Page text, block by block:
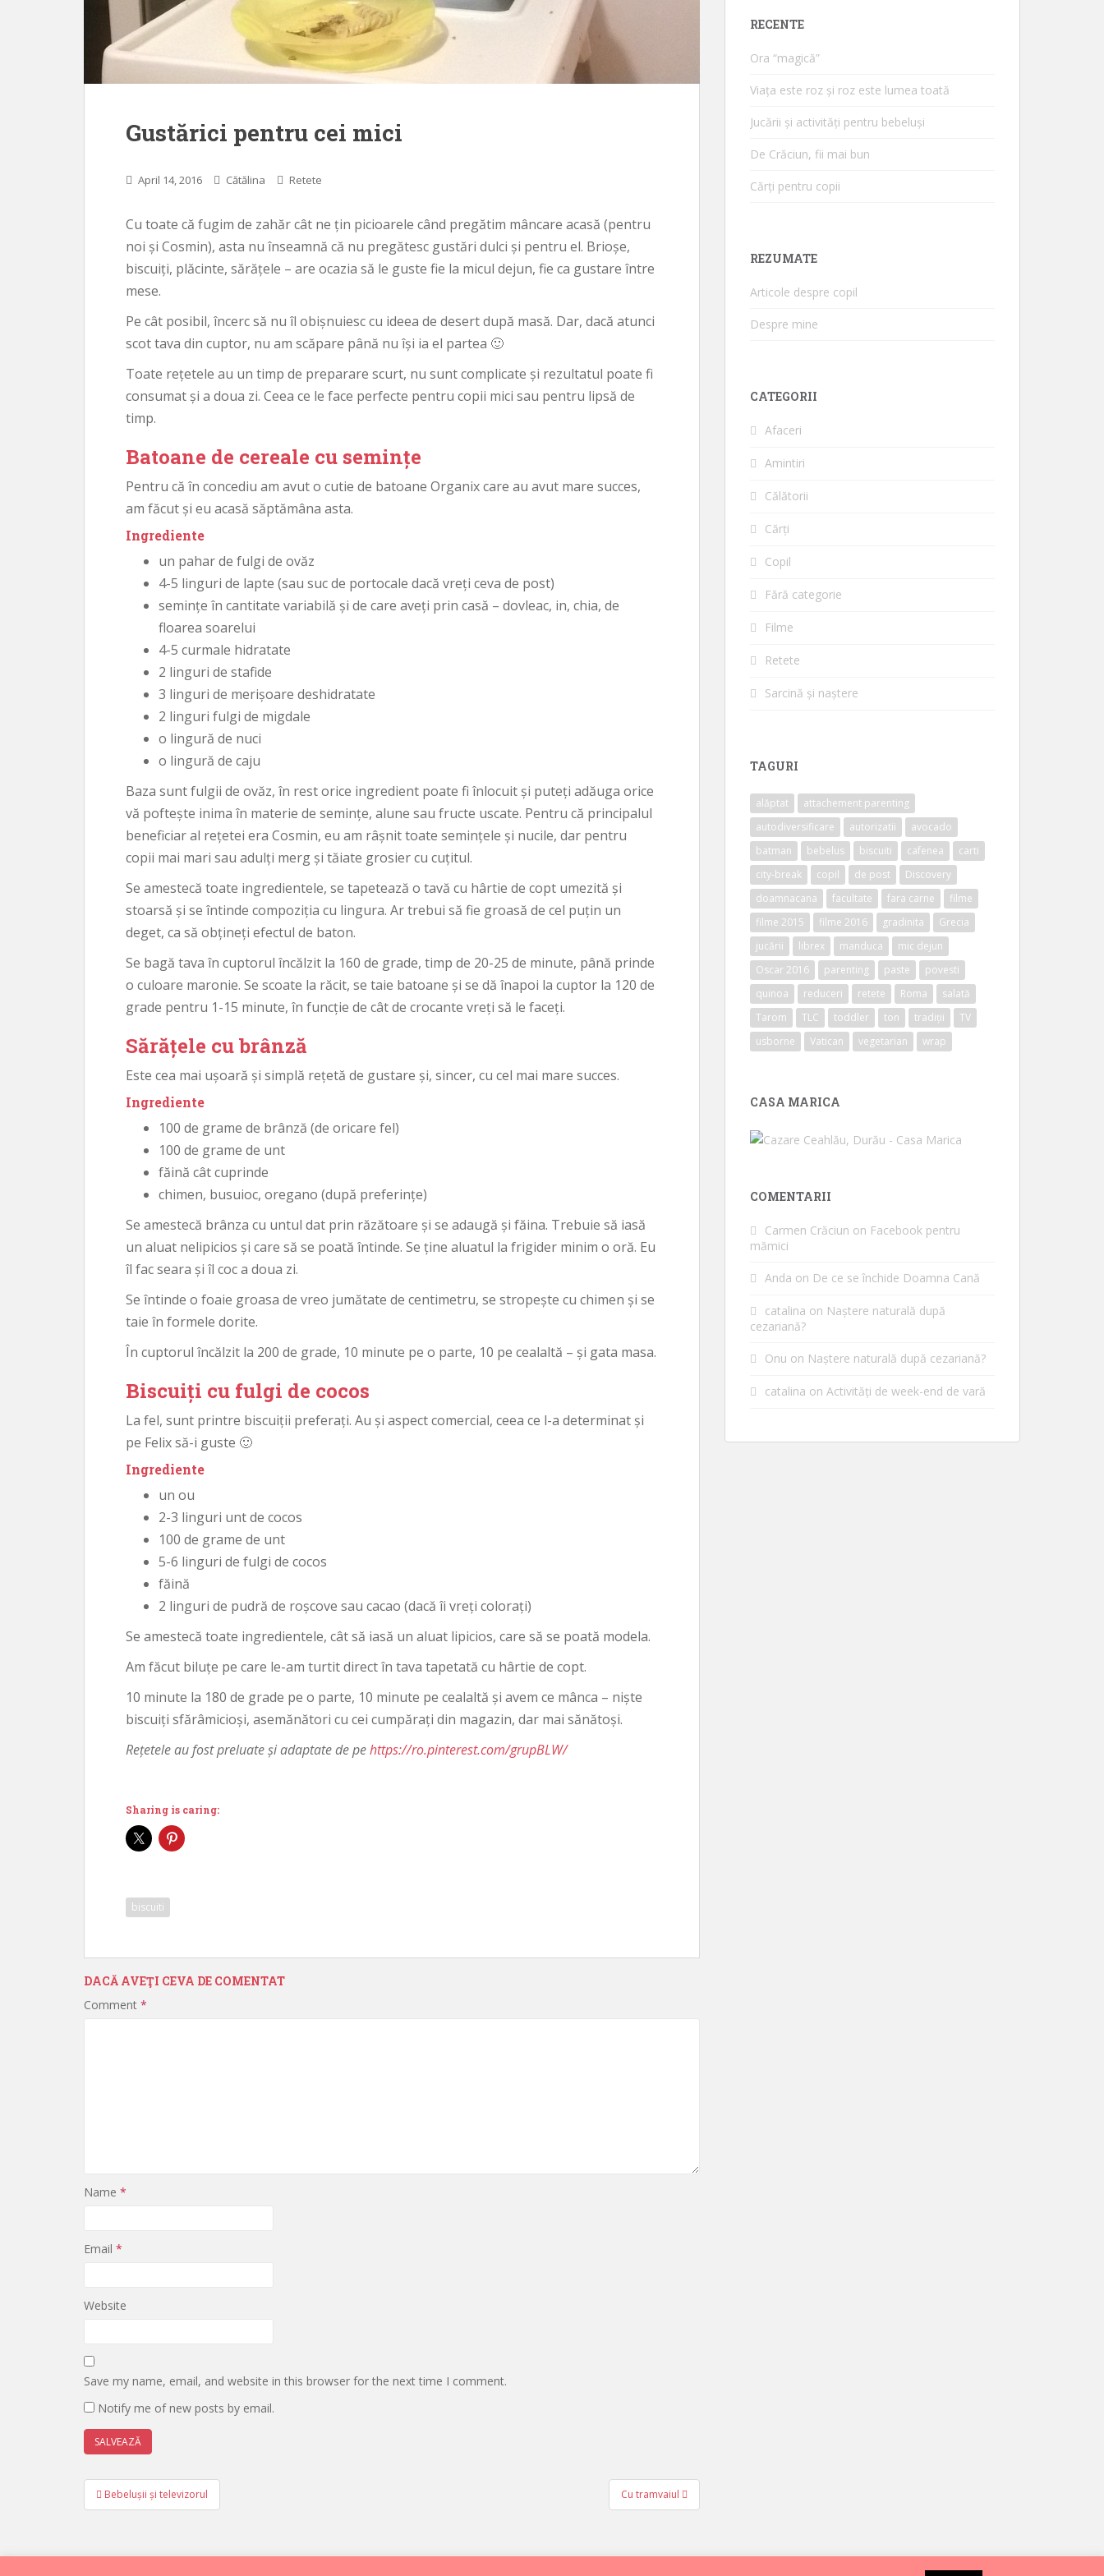
Gustărici pentru cei mici
April 14, 2016 Cătălina Retete
Cu toate că fugim de zahăr cât ne țin picioarele când pregătim mâncare acasă (pentru
noi și Cosmin), asta nu înseamnă că nu pregătesc gustări dulci și pentru el. Brioșe,
biscuiți, plăcinte, sărățele – are ocazia să le guste fie la micul dejun, fie ca gustare între
mese.
Pe cât posibil, încerc să nu îl obișnuiesc cu ideea de desert după masă. Dar, dacă atunci
scot tava din cuptor, nu am scăpare până nu își ia el partea 🙂
Toate rețetele au un timp de preparare scurt, nu sunt complicate și rezultatul poate fi
consumat și a doua zi. Ceea ce le face perfecte pentru copii mici sau pentru lipsă de
timp.
Batoane de cereale cu semințe
Pentru că în concediu am avut o cutie de batoane Organix care au avut mare succes,
am făcut și eu acasă săptămâna asta.
Ingrediente
un pahar de fulgi de ovăz
4-5 linguri de lapte (sau suc de portocale dacă vreți ceva de post)
semințe în cantitate variabilă și de care aveți prin casă – dovleac, in, chia, de
floarea soarelui
4-5 curmale hidratate
2 linguri de stafide
3 linguri de merișoare deshidratate
2 linguri fulgi de migdale
o lingură de nuci
o lingură de caju
Baza sunt fulgii de ovăz, în rest orice ingredient poate fi înlocuit și puteți adăuga orice
vă poftește inima în materie de semințe, alune sau fructe uscate. Pentru că principalul
beneficiar al rețetei era Cosmin, eu am râșnit toate semințele și nucile, dar pentru
copii mai mari sau adulți merg și tăiate grosier cu cuțitul.
Se amestecă toate ingredientele, se tapetează o tavă cu hârtie de copt umezită și
stoarsă și se întinde compoziția cu lingura. Ar trebui să fie groasă de cel puțin un
deget, ca să obțineți efectul de baton.
Se bagă tava în cuptorul încălzit la 160 de grade, timp de 20-25 de minute, până prinde
o culoare maronie. Se scoate la răcit, se taie batoane și se dă înapoi la cuptor la 120 de
grade pentru 1-15 minute, în funcție de cât de crocante vreți să le faceți.
Sărățele cu brânză
Este cea mai ușoară și simplă rețetă de gustare și, sincer, cu cel mai mare succes.
Ingrediente
100 de grame de brânză (de oricare fel)
100 de grame de unt
făină cât cuprinde
chimen, busuioc, oregano (după preferințe)
Se amestecă brânza cu untul dat prin răzătoare și se adaugă și făina. Trebuie să iasă
un aluat nelipicios și care să se poată întinde. Se ține aluatul la frigider minim o oră. Eu
îl fac seara și îl coc a doua zi.
Se întinde o foaie groasa de vreo jumătate de centimetru, se stropește cu chimen și se
taie în formele dorite.
În cuptorul încălzit la 200 de grade, 10 minute pe o parte, 10 pe cealaltă – și gata masa.
Biscuiți cu fulgi de cocos
La fel, sunt printre biscuiții preferați. Au și aspect comercial, ceea ce l-a determinat și
pe Felix să-i guste 🙂
Ingrediente
un ou
2-3 linguri unt de cocos
100 de grame de unt
5-6 linguri de fulgi de cocos
făină
2 linguri de pudră de roșcove sau cacao (dacă îi vreți colorați)
Se amestecă toate ingredientele, cât să iasă un aluat lipicios, care să se poată modela.
Am făcut biluțe pe care le-am turtit direct în tava tapetată cu hârtie de copt.
10 minute la 180 de grade pe o parte, 10 minute pe cealaltă și avem ce mânca – niște
biscuiți sfărâmicioși, asemănători cu cei cumpărați din magazin, dar mai sănătoși.
Rețetele au fost preluate și adaptate de pehttps://ro.pinterest.com/grupBLW/
Sharing is caring:
biscuiti
DACĂ AVEŢI CEVA DE COMENTAT
Comment *
Name *
Email *
Website
Save my name, email, and website in this browser for the next time I comment.
Notify me of new posts by email.
Post
navigation
Bebelușii și televizorul Cu tramvaiul
RECENTE
Ora “magică”
Viața este roz și roz este lumea toată
Jucării și activități pentru bebeluși
De Crăciun, fii mai bun
Cărți pentru copii
REZUMATE
Articole despre copil
Despre mine
CATEGORII
Afaceri
Amintiri
Călătorii
Cărți
Copil
Fără categorie
Filme
Retete
Sarcină și naștere
TAGURI
alăptat
attachement parenting
autodiversificare
autorizatii
avocado
batman
bebelus biscuiti cafenea
carti
city-break
copil de post
Discovery
doamnacana
facultate fara carne
filme
filme 2015
filme 2016 gradinita
Grecia
jucării
librex manduca
mic dejun
Oscar 2016
parenting paste
povesti
quinoa
reduceri retete Roma
salată
Tarom
TLC toddler ton tradiții
TV
usborne
Vatican vegetarian wrap
CASA MARICA
COMENTARII
Carmen Crăciun on Facebook pentru
mămici
Anda on De ce se închide Doamna Cană
catalina on Naștere naturală după
cezariană?
Onu on Naștere naturală după cezariană?
catalina on Activități de week-end de vară